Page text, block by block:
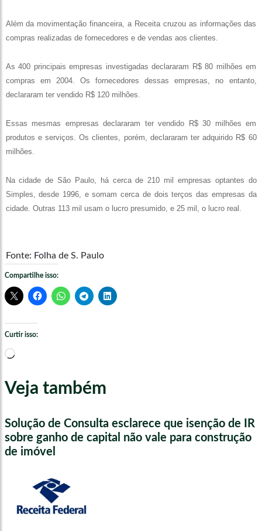
Além da movimentação financeira, a Receita cruzou as informações das
compras realizadas de fornecedores e de vendas aos clientes.
As 400 principais empresas investigadas declararam R$ 80 milhões em
compras em 2004. Os fornecedores dessas empresas, no entanto,
declararam ter vendido R$ 120 milhões.
Essas mesmas empresas declararam ter vendido R$ 30 milhões em
produtos e serviços. Os clientes, porém, declararam ter adquirido R$ 60
milhões.
Na cidade de São Paulo, há cerca de 210 mil empresas optantes do
Simples, desde 1996, e somam cerca de dois terços das empresas da
cidade. Outras 113 mil usam o lucro presumido, e 25 mil, o lucro real.
Fonte: Folha de S. Paulo
Compartilhe isso:
Curtir isso:
Carregando...
Veja também
Solução de Consulta esclarece que isenção de IR
sobre ganho de capital não vale para construção
de imóvel